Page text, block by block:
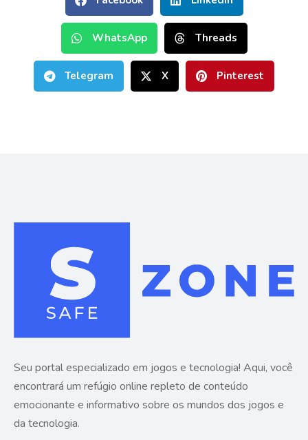
WhatsApp Threads
Telegram X Pinterest
Seu portal especializado em jogos e tecnologia! Aqui, você
encontrará um refúgio online repleto de conteúdo
emocionante e informativo sobre os mundos dos jogos e
da tecnologia.